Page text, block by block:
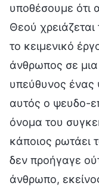
υποθέσουμε ότι
Θεού
το κειμενικό
άνθρωπος σε μια
υπεύθυνος
αυτός ο ψευδο-
όνομα του
κάποιος ρωτάει
δεν προήγαγε
άνθρωπο,